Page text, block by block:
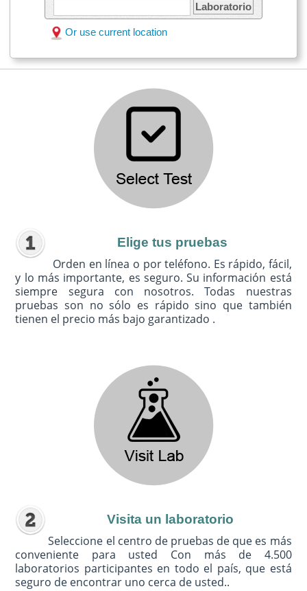
Laboratorio
Or use current location
Elige tus pruebas
Orden en línea o por teléfono. Es rápido, fácil,
y lo más importante, es seguro. Su información está
siempre segura con nosotros. Todas nuestras
pruebas son no sólo es rápido sino que también
tienen el precio más bajo garantizado .
Visita un laboratorio
Seleccione el centro de pruebas de que es más
conveniente para usted Con más de 4.500
laboratorios participantes en todo el país, que está
seguro de encontrar uno cerca de usted..